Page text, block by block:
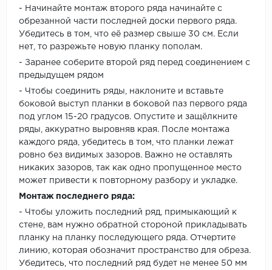
- Начинайте монтаж второго ряда начинайте с
обрезанной части последней доски первого ряда.
Убедитесь в том, что её размер свыше 30 см. Если
нет, то разрежьте новую планку пополам.
- Заранее соберите второй ряд перед соединением с
предыдущем рядом
- Чтобы соединить ряды, наклоните и вставьте
боковой выступ планки в боковой паз первого ряда
под углом 15-20 градусов. Опустите и защёлкните
ряды, аккуратно выровняв края. После монтажа
каждого ряда, убедитесь в том, что планки лежат
ровно без видимых зазоров. Важно не оставлять
никаких зазоров, так как одно пропущенное место
может привести к повторному разбору и укладке.
Монтаж последнего ряда:
- Чтобы уложить последний ряд, примыкающий к
стене, вам нужно обратной стороной прикладывать
планку на планку последующего ряда. Отчертите
линию, которая обозначит пространство для обреза.
Убедитесь, что последний ряд будет не менее 50 мм